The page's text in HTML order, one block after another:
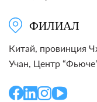
ФИЛИАЛ
Китай, провинция
Учан, Центр